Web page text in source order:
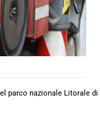
parco nazionale Litorale di